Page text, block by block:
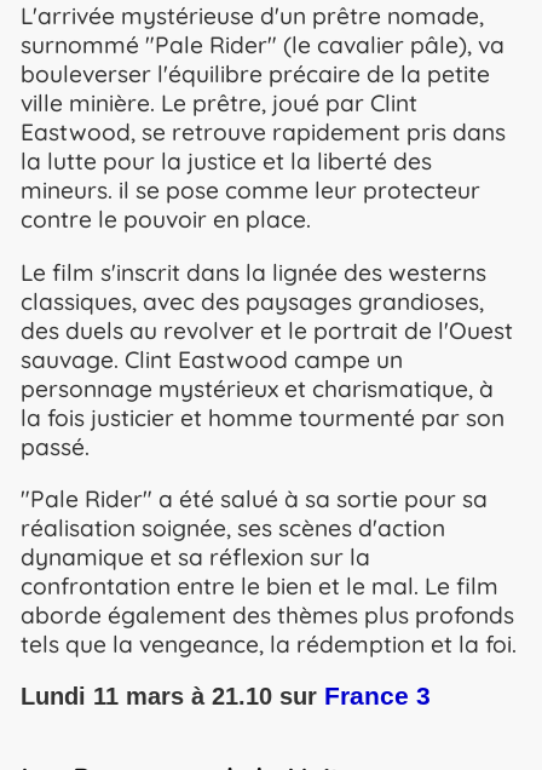
L'arrivée mystérieuse d'un prêtre nomade,
surnommé "Pale Rider" (le cavalier pâle), va
bouleverser l'équilibre précaire de la petite
ville minière. Le prêtre, joué par Clint
Eastwood, se retrouve rapidement pris dans
la lutte pour la justice et la liberté des
mineurs. il se pose comme leur protecteur
contre le pouvoir en place.
Le film s'inscrit dans la lignée des westerns
classiques, avec des paysages grandioses,
des duels au revolver et le portrait de l'Ouest
sauvage. Clint Eastwood campe un
personnage mystérieux et charismatique, à
la fois justicier et homme tourmenté par son
passé.
"Pale Rider" a été salué à sa sortie pour sa
réalisation soignée, ses scènes d'action
dynamique et sa réflexion sur la
confrontation entre le bien et le mal. Le film
aborde également des thèmes plus profonds
tels que la vengeance, la rédemption et la foi.
Lundi 11 mars à 21.10 sur France 3